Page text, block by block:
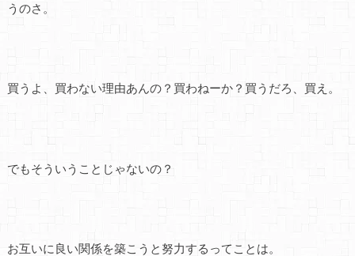
うのさ。
買うよ、買わない理由あんの？買わねーか？買うだろ、買え。
でもそういうことじゃないの？
お互いに良い関係を築こうと努力するってことは。